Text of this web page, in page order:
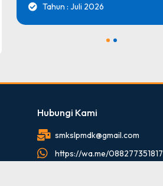
Tahun : Juli 2026
Hubungi Kami
smkslpmdk@gmail.com
https://wa.me/088277351817